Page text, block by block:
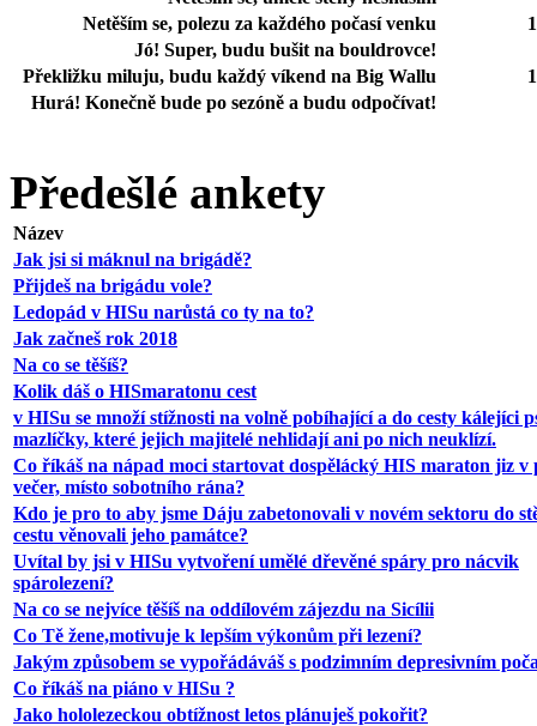
Netěším se, polezu za každého počasí venku
Jó! Super, budu bušit na bouldrovce!
Překližku miluju, budu každý víkend na Big Wallu
Hurá! Konečně bude po sezóně a budu odpočívat!
Předešlé ankety
Název
Jak jsi si máknul na brigádě?
Přijdeš na brigádu vole?
Ledopád v HISu narůstá co ty na to?
Jak začneš rok 2018
Na co se těšíš?
Kolik dáš o HISmaratonu cest
v HISu se množí stížnosti na volně pobíhající a do cesty kálejíci
mazlíčky, které jejich majitelé nehlidají ani po nich neuklízí.
Co říkáš na nápad moci startovat dospělácký HIS maraton jiz v
večer, místo sobotního rána?
Kdo je pro to aby jsme Dáju zabetonovali v novém sektoru do
cestu věnovali jeho památce?
Uvítal by jsi v HISu vytvoření umělé dřevěné spáry pro nácvik
spárolezení?
Na co se nejvíce těšíš na oddílovém zájezdu na Sicílii
Co Tě žene,motivuje k lepším výkonům při lezení?
Jakým způsobem se vypořádáváš s podzimním depresivním
Co říkáš na piáno v HISu ?
Jako hololezeckou obtížnost letos plánuješ pokořit?